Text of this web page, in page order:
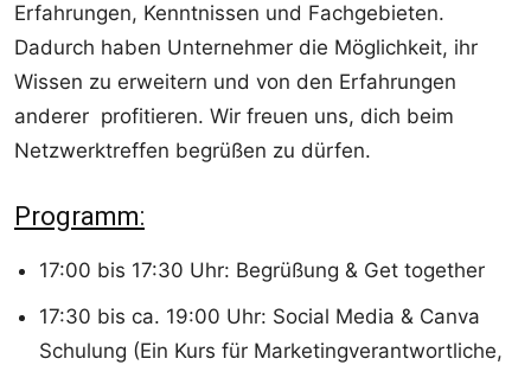
Erfahrungen, Kenntnissen und Fachgebieten.
Dadurch haben Unternehmer die Möglichkeit, ihr
Wissen zu erweitern und von den Erfahrungen
anderer profitieren. Wir freuen uns, dich beim
Netzwerktreffen begrüßen zu dürfen.
Programm:
17:00 bis 17:30 Uhr: Begrüßung & Get together
17:30 bis ca. 19:00 Uhr: Social Media & Canva
Schulung (Ein Kurs für Marketingverantwortliche,